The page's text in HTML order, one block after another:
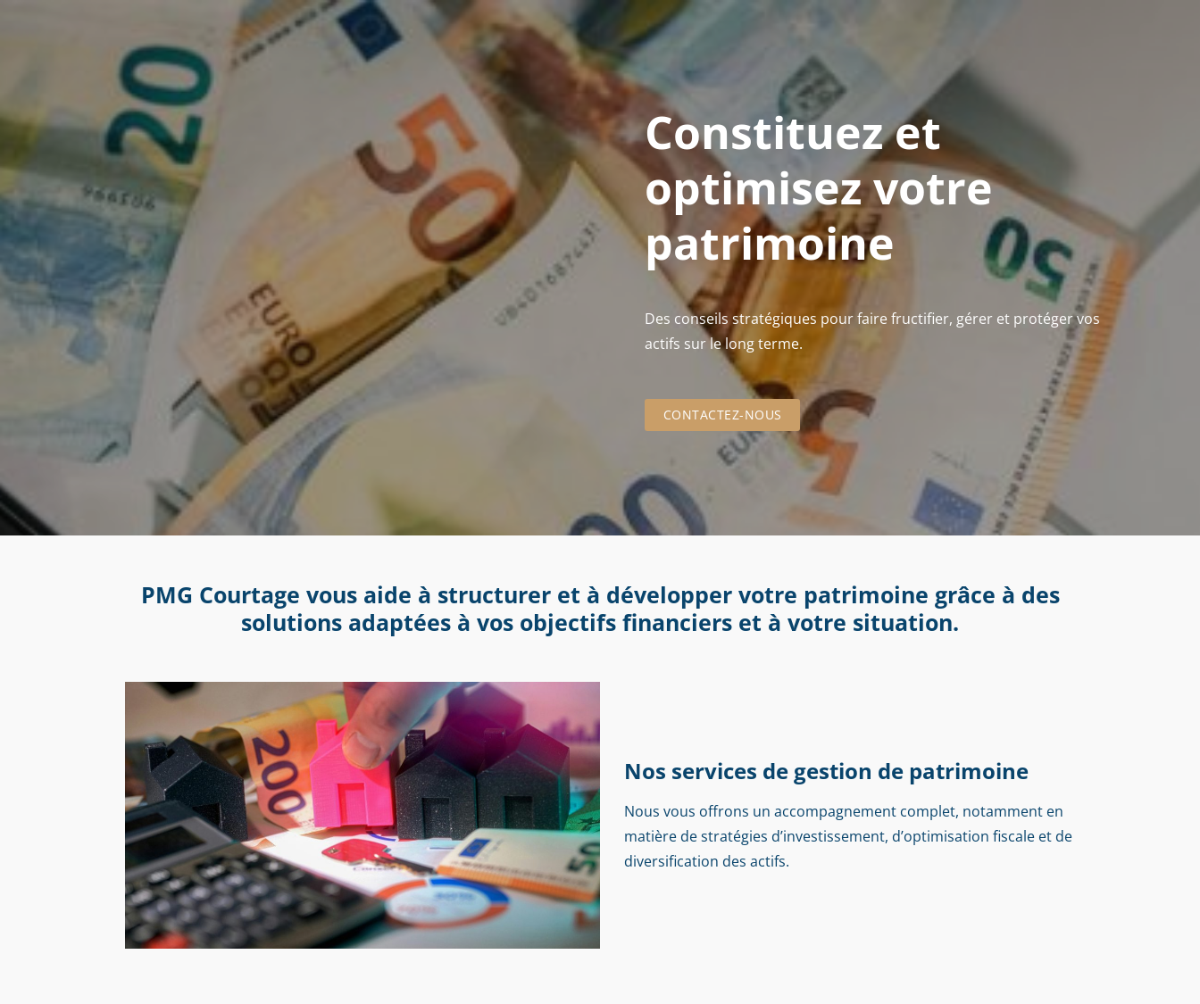
Constituez et
optimisez votre
patrimoine
Des conseils stratégiques pour faire fructifier, gérer et protéger vos
actifs sur le long terme.
CONTACTEZ-NOUS
PMG Courtage vous aide à structurer et à développer votre patrimoine grâce à des
solutions adaptées à vos objectifs financiers et à votre situation.
Nos services de gestion de patrimoine
Nous vous offrons un accompagnement complet, notamment en
matière de stratégies d’investissement, d’optimisation fiscale et de
diversification des actifs.